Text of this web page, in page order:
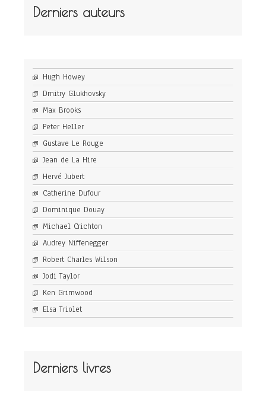
Derniers auteurs
Hugh Howey
Dmitry Glukhovsky
Max Brooks
Peter Heller
Gustave Le Rouge
Jean de La Hire
Hervé Jubert
Catherine Dufour
Dominique Douay
Michael Crichton
Audrey Niffenegger
Robert Charles Wilson
Jodi Taylor
Ken Grimwood
Elsa Triolet
Derniers livres